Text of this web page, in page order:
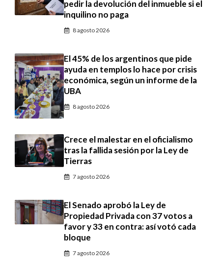
pedir la devolución del inmueble si el
inquilino no paga
8 agosto 2026
El 45% de los argentinos que pide
ayuda en templos lo hace por crisis
económica, según un informe de la
UBA
8 agosto 2026
Crece el malestar en el oficialismo
tras la fallida sesión por la Ley de
Tierras
7 agosto 2026
El Senado aprobó la Ley de
Propiedad Privada con 37 votos a
favor y 33 en contra: así votó cada
bloque
7 agosto 2026